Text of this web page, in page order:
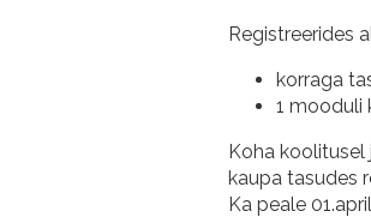
Registreerides
korraga
1 mooduli
Koha koolitusel
kaupa tasudes
Ka peale